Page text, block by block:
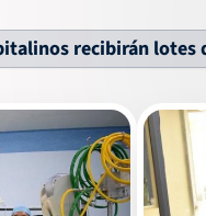
recibirán lotes